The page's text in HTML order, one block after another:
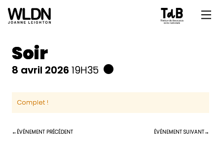
Soir
8 avril 2026 19H35
Complet !
ÉVÉNEMENT PRÉCÉDENT ÉVÉNEMENT SUIVANT